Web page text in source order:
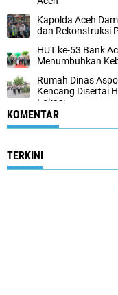
Kapolda Aceh
dan Rekonstruksi
HUT ke-53 Bank
Menumbuhkan
Rumah Dinas
Kencang Disertai
Lokasi
KOMENTAR
TERKINI